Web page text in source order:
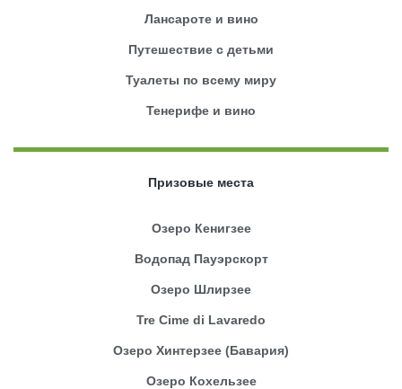
Лансароте и вино
Путешествие с детьми
Туалеты по всему миру
Тенерифе и вино
Призовые места
Озеро Кенигзее
Водопад Пауэрскорт
Озеро Шлирзее
Tre Cime di Lavaredo
Озеро Хинтерзее (Бавария)
Озеро Кохельзее